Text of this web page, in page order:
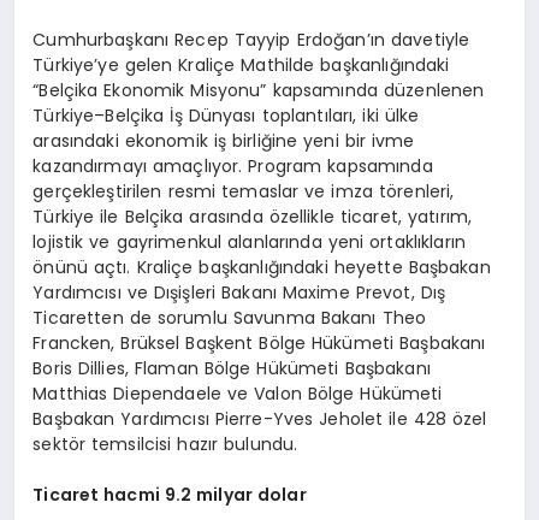
Cumhurbaşkanı Recep Tayyip Erdoğan’ın davetiyle
Türkiye’ye gelen Kraliçe Mathilde başkanlığındaki
“Belçika Ekonomik Misyonu” kapsamında düzenlenen
Türkiye–Belçika İş Dünyası toplantıları, iki ülke
arasındaki ekonomik iş birliğine yeni bir ivme
kazandırmayı amaçlıyor. Program kapsamında
gerçekleştirilen resmi temaslar ve imza törenleri,
Türkiye ile Belçika arasında özellikle ticaret, yatırım,
lojistik ve gayrimenkul alanlarında yeni ortaklıkların
önünü açtı. Kraliçe başkanlığındaki heyette Başbakan
Yardımcısı ve Dışişleri Bakanı Maxime Prevot, Dış
Ticaretten de sorumlu Savunma Bakanı Theo
Francken, Brüksel Başkent Bölge Hükümeti Başbakanı
Boris Dillies, Flaman Bölge Hükümeti Başbakanı
Matthias Diependaele ve Valon Bölge Hükümeti
Başbakan Yardımcısı Pierre-Yves Jeholet ile 428 özel
sektör temsilcisi hazır bulundu.
Ticaret hacmi 9.2 milyar dolar